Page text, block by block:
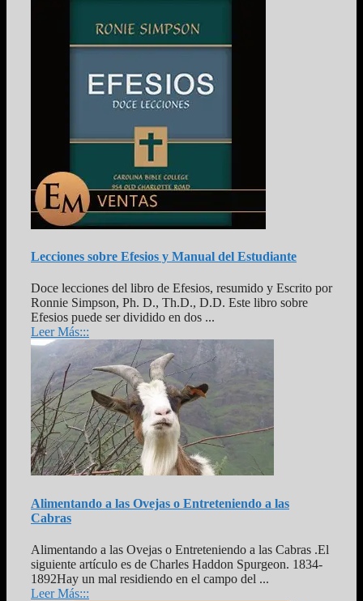
Lecciones sobre Efesios y Manual del Estudiante
Doce lecciones del libro de Efesios, resumido y Escrito por
Ronnie Simpson, Ph. D., Th.D., D.D. Este libro sobre
Efesios puede ser dividido en dos ...
Leer Más:::
Alimentando a las Ovejas o Entreteniendo a las
Cabras
Alimentando a las Ovejas o Entreteniendo a las Cabras .El
siguiente artículo es de Charles Haddon Spurgeon. 1834-
1892Hay un mal residiendo en el campo del ...
Leer Más:::